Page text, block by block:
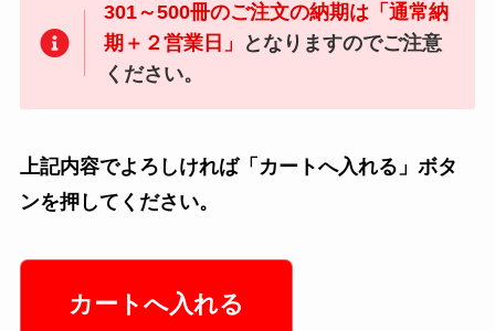
301～500冊のご注文の納期は「通常納
期＋２営業日」
となりますのでご注意
ください。
上記内容でよろしければ「カートへ入れる」ボタ
ンを押してください。